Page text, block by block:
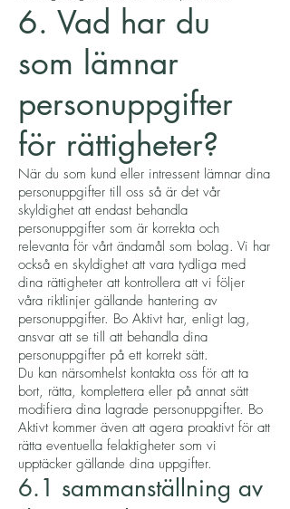
6. Vad har du
som lämnar
personuppgifter
för rättigheter?
När du som kund eller intressent lämnar dina
personuppgifter till oss så är det vår
skyldighet att endast behandla
personuppgifter som är korrekta och
relevanta för vårt ändamål som bolag. Vi har
också en skyldighet att vara tydliga med
dina rättigheter att kontrollera att vi följer
våra riktlinjer gällande hantering av
personuppgifter. Bo Aktivt har, enligt lag,
ansvar att se till att behandla dina
personuppgifter på ett korrekt sätt.
Du kan närsomhelst kontakta oss för att ta
bort, rätta, komplettera eller på annat sätt
modifiera dina lagrade personuppgifter. Bo
Aktivt kommer även att agera proaktivt för att
rätta eventuella felaktigheter som vi
upptäcker gällande dina uppgifter.
6.1 sammanställning av